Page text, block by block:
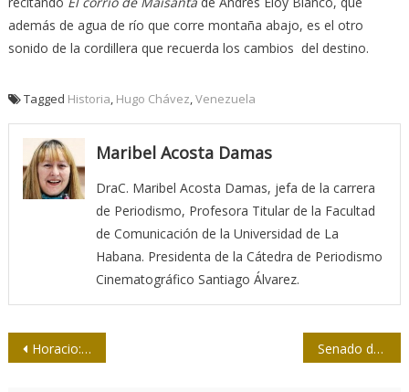
además de agua de río que corre montaña abajo, es el otro
sonido de la cordillera que recuerda los cambios del destino.
Tagged Historia Hugo Chávez Venezuela
Maribel Acosta Damas
DraC. Maribel Acosta Damas, jefa de la carrera
de Periodismo, Profesora Titular de la Facultad
de Comunicación de la Universidad de La
Habana. Presidenta de la Cátedra de Periodismo
Cinematográfico Santiago Álvarez.
Navegación
Horacio: el primer caricaturista marxista de América Latina Senado de EEUU prohíbe TikTok en dispositivos gubernamentales